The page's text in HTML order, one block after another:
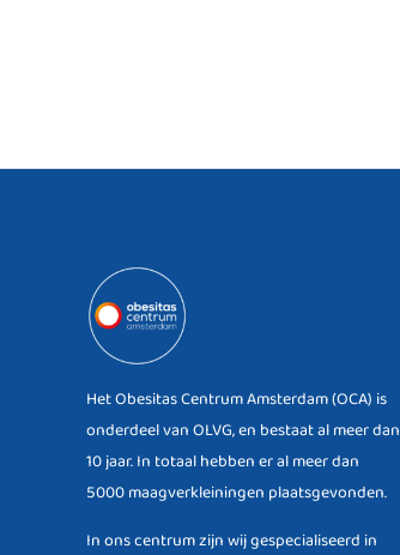
Het Obesitas Centrum Amsterdam (OCA) is
onderdeel van OLVG, en bestaat al meer dan
10 jaar. In totaal hebben er al meer dan
5000 maagverkleiningen plaatsgevonden.
In ons centrum zijn wij gespecialiseerd in